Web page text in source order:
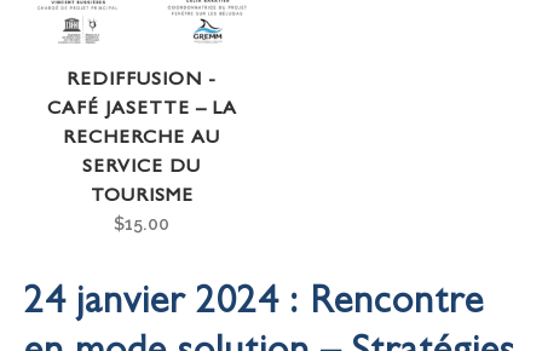
REDIFFUSION -
CAFÉ JASETTE – LA
RECHERCHE AU
SERVICE DU
TOURISME
$15.00
24 janvier 2024 : Rencontre